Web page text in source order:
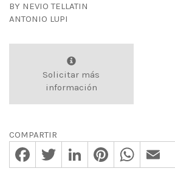
BY NEVIO TELLATIN
ANTONIO LUPI
Solicitar más
información
COMPARTIR
FacebookTwitter LinkedInPinterestWhatsApp